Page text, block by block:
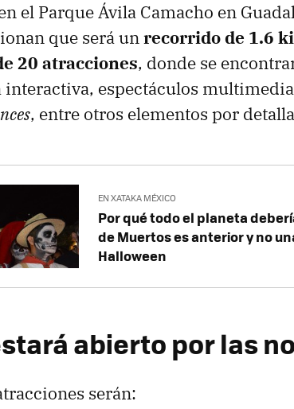
el Parque Ávila Camacho en
que será unrecorrido de 1.6
20 atracciones, donde se
espectáculos
, entre otros elementos por
EN XATAKA MÉXICO
Por qué todo el planeta
de Muertos es anterior y no
Halloween
abierto por las
serán: